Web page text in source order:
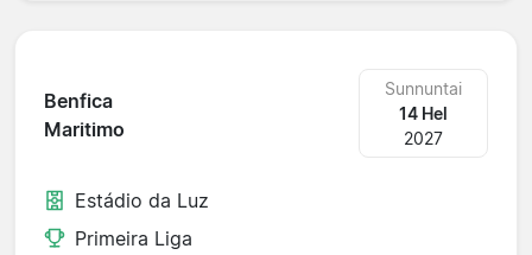
Benfica
Maritimo
Sunnuntai
14 Hel
2027
Estádio da Luz
Primeira Liga